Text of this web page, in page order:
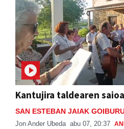
Kantujira taldearen
SAN ESTEBAN JAIAK
Jon Ander Ubeda abu 07, 20:37